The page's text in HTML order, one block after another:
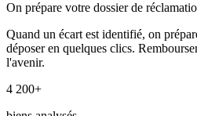
On prépare votre dossier de
Quand un écart est identifié, on
déposer en quelques clics.
l'avenir.
4 200+